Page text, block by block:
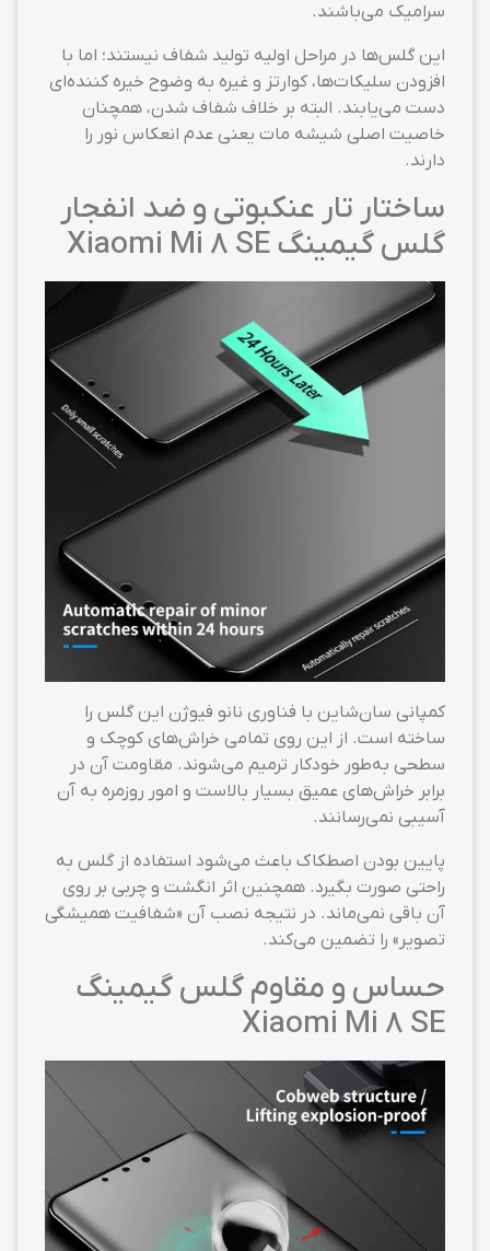
سرامیک می‌باشند.
این گلس‌ها در مراحل اولیه تولید شفاف نیستند؛ اما با
افزودن سلیکات‌ها، کوارتز و غیره به وضوح خیره کننده‌ای
دست می‌یابند. البته بر خلاف شفاف شدن، همچنان
خاصیت اصلی شیشه مات یعنی عدم انعکاس نور را
دارند.
ساختار تار عنکبوتی و ضد انفجار
گلس گیمینگ Xiaomi Mi 8 SE
کمپانی سان‌شاین با فناوری نانو فیوژن این گلس را
ساخته است. از این روی تمامی خراش‌های کوچک و
سطحی به‌طور خودکار ترمیم می‌شوند. مقاومت آن در
برابر خراش‌های عمیق بسیار بالاست و امور روزمره به آن
آسیبی نمی‌رسانند.
پایین بودن اصطکاک باعث می‌شود استفاده از گلس به
راحتی صورت بگیرد. همچنین اثر انگشت و چربی بر روی
آن باقی نمی‌ماند. در نتیجه نصب آن «شفافیت همیشگی
تصویر» را تضمین می‌کند.
حساس و مقاوم گلس گیمینگ
Xiaomi Mi 8 SE